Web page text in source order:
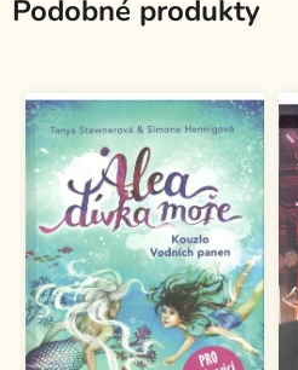
Podobné produkty